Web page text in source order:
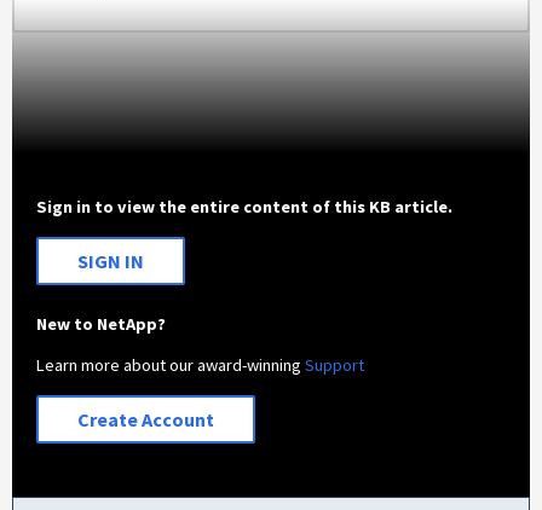
Sign in to view the entire content of this KB article.
SIGN IN
New to NetApp?
Learn more about our award-winningSupport
Create Account